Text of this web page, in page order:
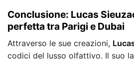
Conclusione: Lucas
perfetta tra Parigi e Dubai
Attraverso le sue creazioni,
codici del lusso olfattivo. Il suo